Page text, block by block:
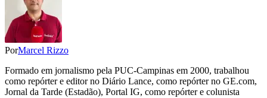
PorMarcel Rizzo
Formado em jornalismo pela PUC-Campinas em 2000, trabalhou
como repórter e editor no Diário Lance, como repórter no GE.com,
Jornal da Tarde (Estadão), Portal IG, como repórter e colunista